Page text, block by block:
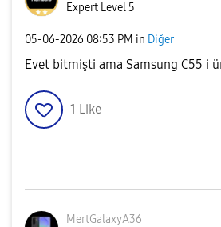
Expert Level 5
‎05-06-2026 08:53 PM in Diğer
Evet bitmişti ama Samsung C55 i
1 Like
MertGalaxyA36